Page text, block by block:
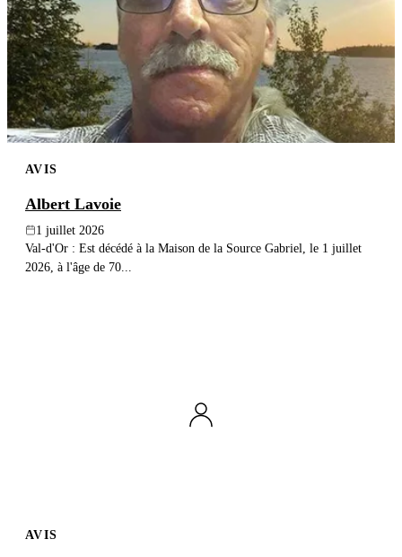
AVIS
Albert Lavoie
1 juillet 2026
Val-d'Or : Est décédé à la Maison de la Source Gabriel, le 1 juillet
2026, à l'âge de 70...
AVIS